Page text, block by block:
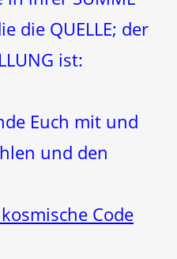
die QUELLE; der
ist:
Euch mit und
und den
Code